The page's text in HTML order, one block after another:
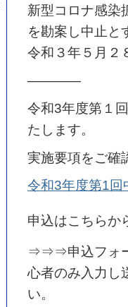
新型コロナ感染
を勘案し中止と
令和３年５月
————
令和3年度第１
たします。
実施要項をご確
令和3年度第1回
申込はこちら
⇒⇒⇒申込フォー
心者のみ入力し
い。